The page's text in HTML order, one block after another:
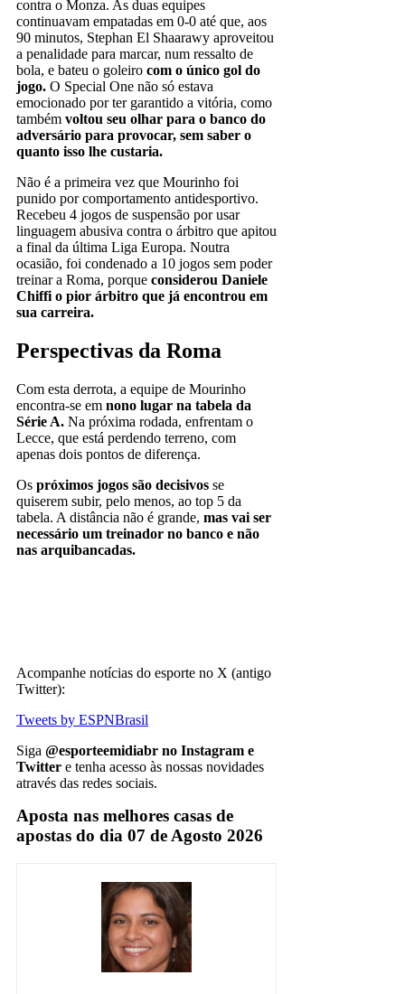
contra o Monza. As duas equipes
continuavam empatadas em 0-0 até que, aos
90 minutos, Stephan El Shaarawy aproveitou
a penalidade para marcar, num ressalto de
bola, e bateu o goleiro com o único gol do
jogo. O Special One não só estava
emocionado por ter garantido a vitória, como
também voltou seu olhar para o banco do
adversário para provocar, sem saber o
quanto isso lhe custaria.
Não é a primeira vez que Mourinho foi
punido por comportamento antidesportivo.
Recebeu 4 jogos de suspensão por usar
linguagem abusiva contra o árbitro que apitou
a final da última Liga Europa. Noutra
ocasião, foi condenado a 10 jogos sem poder
treinar a Roma, porque considerou Daniele
Chiffi o pior árbitro que já encontrou em
sua carreira.
Perspectivas da Roma
Com esta derrota, a equipe de Mourinho
encontra-se em nono lugar na tabela da
Série A. Na próxima rodada, enfrentam o
Lecce, que está perdendo terreno, com
apenas dois pontos de diferença.
Os próximos jogos são decisivos se
quiserem subir, pelo menos, ao top 5 da
tabela. A distância não é grande, mas vai ser
necessário um treinador no banco e não
nas arquibancadas.
Acompanhe notícias do esporte no X (antigo
Twitter):
Tweets by ESPNBrasil
Siga @esporteemidiabr no Instagram e
Twitter e tenha acesso às nossas novidades
através das redes sociais.
Aposta nas melhores casas de
apostas do dia 07 de Agosto 2026